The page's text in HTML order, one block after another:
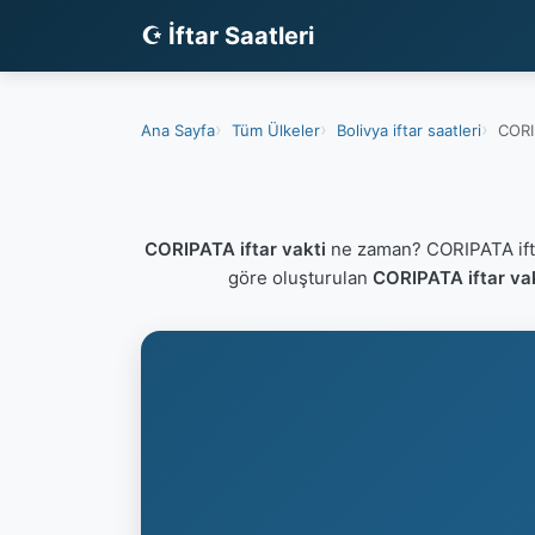
☪ İftar Saatleri
Ana Sayfa Tüm Ülkeler Bolivya iftar saatleri
CORIPATA iftar vakti ne zaman? CORIPATA
göre oluşturulan CORIPATA iftar